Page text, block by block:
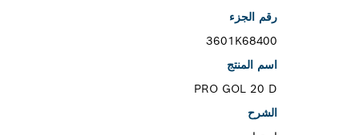
رقم الجزء
3601K68400
اسم المنتج
PRO GOL 20 D
الشرح